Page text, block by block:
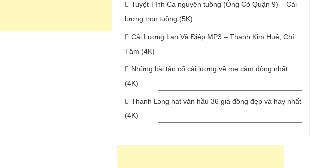
Tuyệt Tình Ca nguyên tuồng (Ông Cò Quận 9) – Cải
lương trọn tuồng (5K)
Cải Lương Lan Và Điệp MP3 – Thanh Kim Huệ, Chí
Tâm (4K)
Những bài tân cổ cải lương về mẹ cảm động nhất
(4K)
Thanh Long hát văn hầu 36 giá đồng đẹp và hay nhất
(4K)